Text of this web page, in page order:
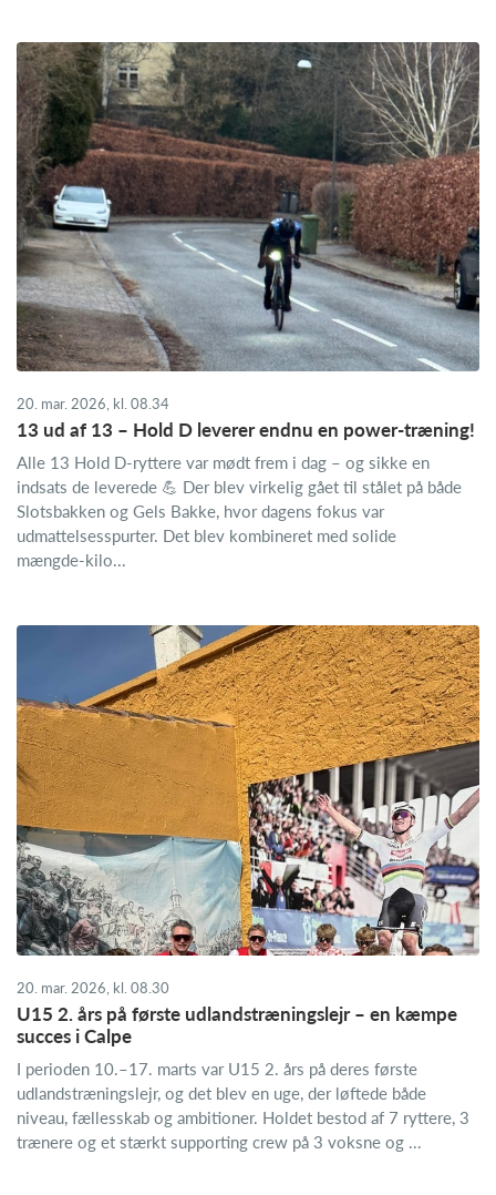
20. mar. 2026, kl. 08.34
13 ud af 13 – Hold D leverer endnu en power‑træning!
Alle 13 Hold D‑ryttere var mødt frem i dag – og sikke en
indsats de leverede 💪 Der blev virkelig gået til stålet på både
Slotsbakken og Gels Bakke, hvor dagens fokus var
udmattelsesspurter. Det blev kombineret med solide
mængde‑kilo...
20. mar. 2026, kl. 08.30
U15 2. års på første udlandstræningslejr – en kæmpe
succes i Calpe
I perioden 10.–17. marts var U15 2. års på deres første
udlandstræningslejr, og det blev en uge, der løftede både
niveau, fællesskab og ambitioner. Holdet bestod af 7 ryttere, 3
trænere og et stærkt supporting crew på 3 voksne og ...